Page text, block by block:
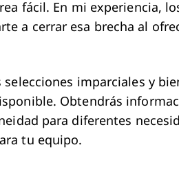
fácil. En mi experiencia,
a cerrar esa brecha al
imparciales y
Obtendrás
para diferentes
tu equipo.